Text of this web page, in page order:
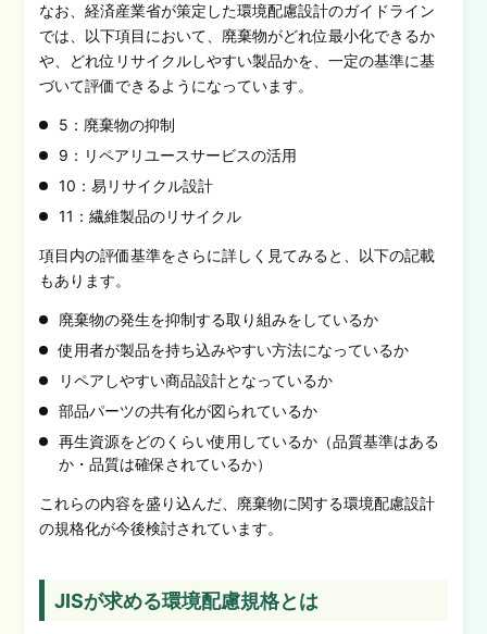
なお、経済産業省が策定した環境配慮設計のガイドライン
では、以下項目において、廃棄物がどれ位最小化できるか
や、どれ位リサイクルしやすい製品かを、一定の基準に基
づいて評価できるようになっています。
5：廃棄物の抑制
9：リペアリユースサービスの活用
10：易リサイクル設計
11：繊維製品のリサイクル
項目内の評価基準をさらに詳しく見てみると、以下の記載
もあります。
廃棄物の発生を抑制する取り組みをしているか
使用者が製品を持ち込みやすい方法になっているか
リペアしやすい商品設計となっているか
部品パーツの共有化が図られているか
再生資源をどのくらい使用しているか（品質基準はある
か・品質は確保されているか）
これらの内容を盛り込んだ、廃棄物に関する環境配慮設計
の規格化が今後検討されています。
JISが求める環境配慮規格とは